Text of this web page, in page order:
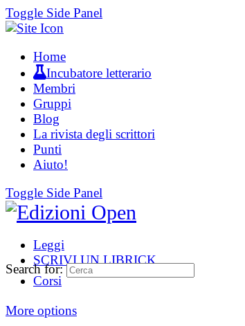
Toggle Side Panel
Home
Incubatore letterario
Membri
Gruppi
Blog
La rivista degli scrittori
Punti
Aiuto!
Toggle Side Panel
Leggi
SCRIVI UN LIBRICK
Corsi
More options
Search for: